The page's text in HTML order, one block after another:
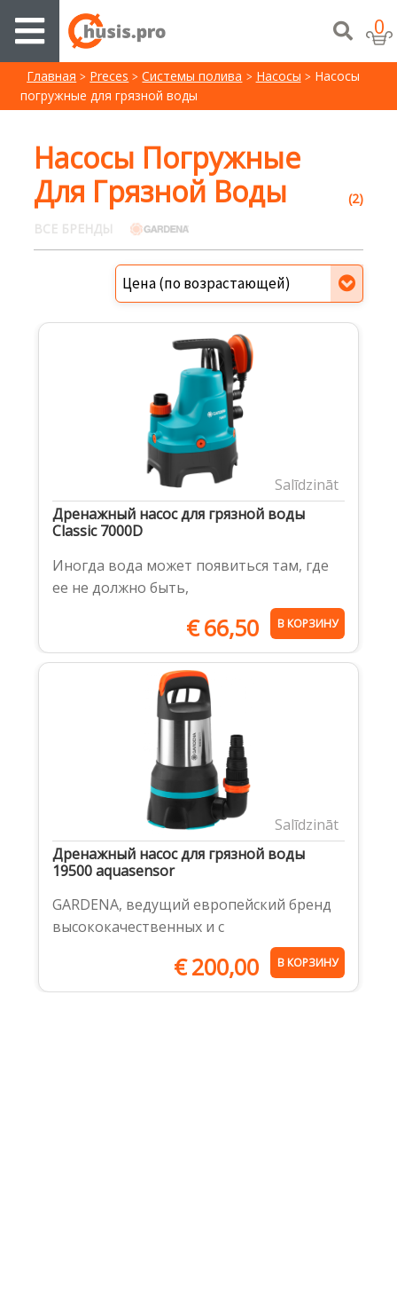
0
Главная Preces Системы полива Насосы
Насосы
погружные для грязной воды
Насосы Погружные
Для Грязной Воды
(2)
ВСЕ БРЕНДЫ
Salīdzināt
Дренажный насос для грязной воды
Classic 7000D
Иногда вода может появиться там, где
ее не должно быть,
€66,50 В КОРЗИНУ
Salīdzināt
Дренажный насос для грязной воды
19500 aquasensor
GARDENA, ведущий европейский бренд
высококачественных и с
€200,00 В КОРЗИНУ